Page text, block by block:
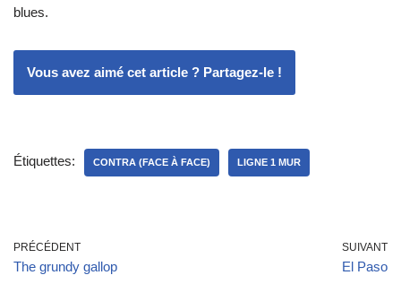
blues.
Vous avez aimé cet article ? Partagez-le !
Étiquettes: CONTRA (FACE À FACE) LIGNE 1 MUR
PRÉCÉDENT
The grundy gallop
SUIVANT
El Paso